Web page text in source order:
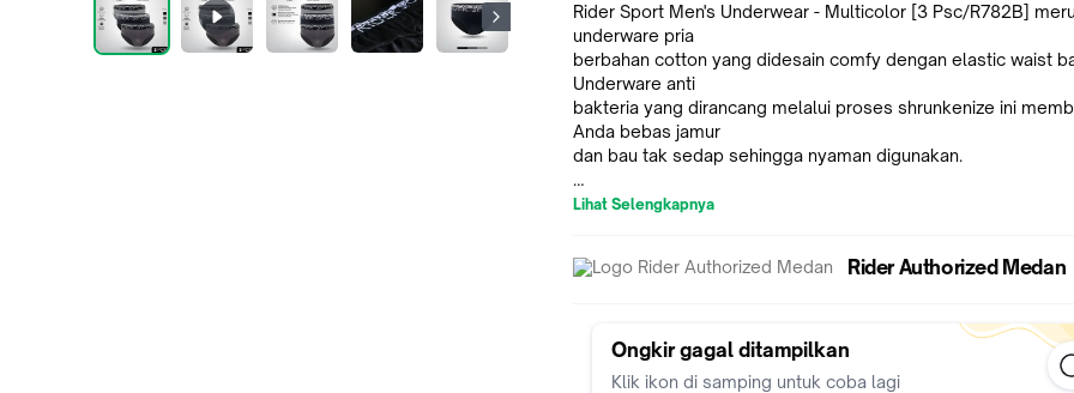
Rider Sport Men's Underwear - Multicolor [3 Psc/R782B]
underware pria
berbahan cotton yang didesain comfy dengan elastic waist
Underware anti
bakteria yang dirancang melalui proses shrunkenize ini
Anda bebas jamur
dan bau tak sedap sehingga nyaman digunakan.
Size M : 34-36” ( Lingkar Pinggang : 62 cm)
Size XXL : 42-44" ( Lingkar Pinggang : 74cm)
Lihat Selengkapnya
Rider Authorized Medan
Ongkir gagal ditampilkan
Klik ikon di samping untuk coba lagi